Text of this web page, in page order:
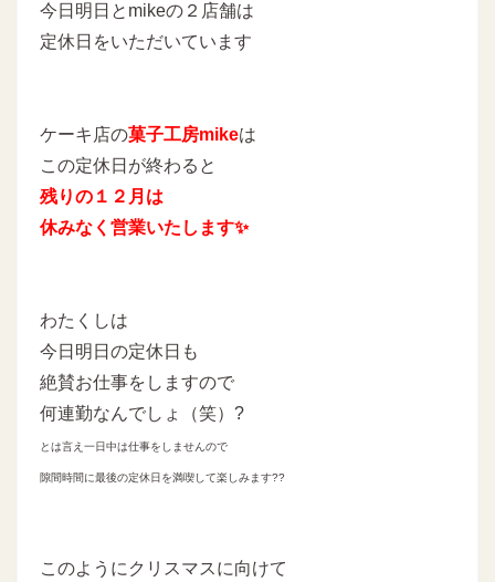
今日明日とmikeの２店舗は
定休日をいただいています
ケーキ店の菓子工房mikeは
この定休日が終わると
残りの１２月は
休みなく営業いたします✨
わたくしは
今日明日の定休日も
絶賛お仕事をしますので
何連勤なんでしょ（笑）?
とは言え一日中は仕事をしませんので
隙間時間に最後の定休日を満喫して楽しみます??
このようにクリスマスに向けて